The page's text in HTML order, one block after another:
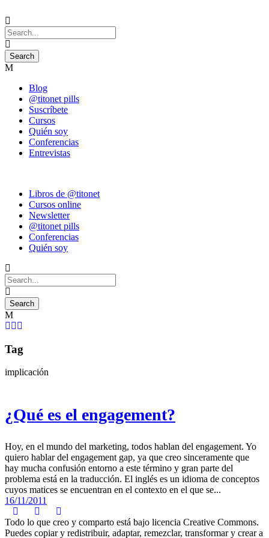
Blog
@titonet pills
Suscríbete
Cursos
Quién soy
Conferencias
Entrevistas
Libros de @titonet
Cursos online
Newsletter
@titonet pills
Conferencias
Quién soy
Tag
implicación
¿Qué es el engagement?
Hoy, en el mundo del marketing, todos hablan del engagement. Yo
quiero hablar del engagement gap, ya que creo sinceramente que
hay mucha confusión entorno a este término y gran parte del
problema está en la traducción. El inglés es un idioma de conceptos
cuyos matices se encuentran en el contexto en el que se...
16/11/2011
Todo lo que creo y comparto está bajo licencia Creative Commons.
Puedes copiar y redistribuir, adaptar, remezclar, transformar y crear a